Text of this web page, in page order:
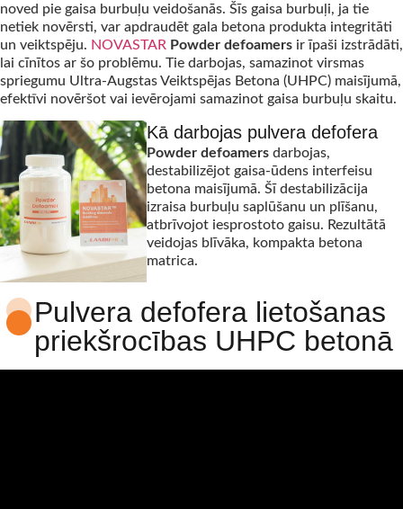
noved pie gaisa burbuļu veidošanās. Šīs gaisa burbuļi, ja tie
netiek novērsti, var apdraudēt gala betona produkta integritāti
un veiktspēju. NOVASTAR Powder defoamers ir īpaši izstrādāti,
lai cīnītos ar šo problēmu. Tie darbojas, samazinot virsmas
spriegumu Ultra-Augstas Veiktspējas Betona (UHPC) maisījumā,
efektīvi novēršot vai ievērojami samazinot gaisa burbuļu skaitu.
Kā darbojas pulvera defofera
Powder defoamersdarbojas,
destabilizējot gaisa-ūdens interfeisu
betona maisījumā. Šī destabilizācija
izraisa burbuļu saplūšanu un plīšanu,
atbrīvojot iesprostoto gaisu. Rezultātā
veidojas blīvāka, kompakta betona
matrica.
Pulvera defofera lietošanas
priekšrocības UHPC betonā